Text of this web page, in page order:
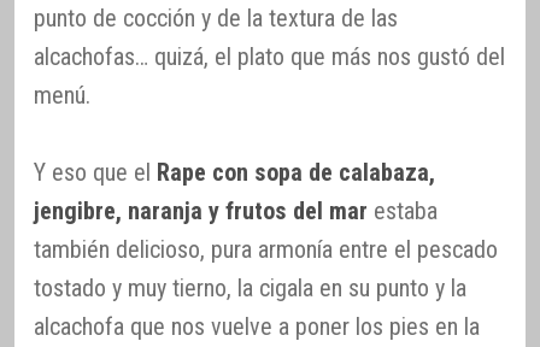
punto de cocción y de la textura de las
alcachofas… quizá, el plato que más nos gustó del
menú.
Y eso que el Rape con sopa de calabaza,
jengibre, naranja y frutos del mar estaba
también delicioso, pura armonía entre el pescado
tostado y muy tierno, la cigala en su punto y la
alcachofa que nos vuelve a poner los pies en la